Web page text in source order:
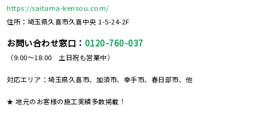
https://saitama-kensou.com/
住所：埼玉県久喜市久喜中央 1-5-24-2F
お問い合わせ窓口： 0120-760-037
（9:00～18:00 土日祝も営業中）
対応エリア：埼玉県久喜市、加須市、幸手市、春日部市、他
★ 地元のお客様の施工実績多数掲載！